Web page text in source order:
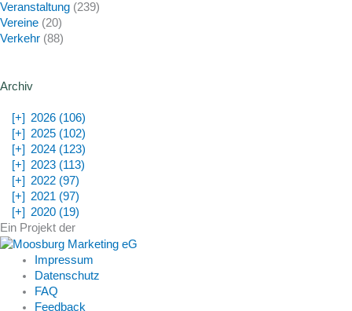
Veranstaltung (239)
Vereine (20)
Verkehr (88)
Archiv
[+] 2026 (106)
[+] 2025 (102)
[+] 2024 (123)
[+] 2023 (113)
[+] 2022 (97)
[+] 2021 (97)
[+] 2020 (19)
Ein Projekt der
Impressum
Datenschutz
FAQ
Feedback